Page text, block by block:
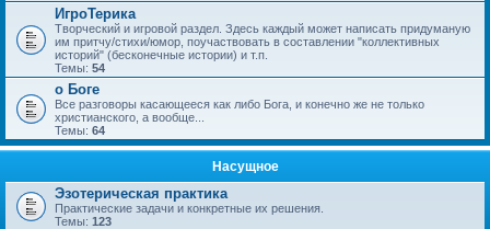
ИгроТерика
Творческий и игровой раздел. Здесь каждый может написать придуманую
им притчу/стихи/юмор, поучаствовать в составлении "коллективных
историй" (бесконечные истории) и т.п.
Темы: 54
о Боге
Все разговоры касающееся как либо Бога, и конечно же не только
христианского, а вообще...
Темы: 64
Насущное
Эзотерическая практика
Практические задачи и конкретные их решения.
Темы: 123